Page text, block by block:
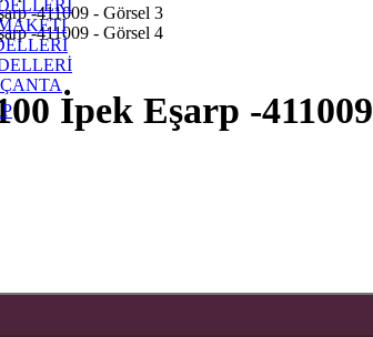
İpek Eşarp -411009
-411009 adet